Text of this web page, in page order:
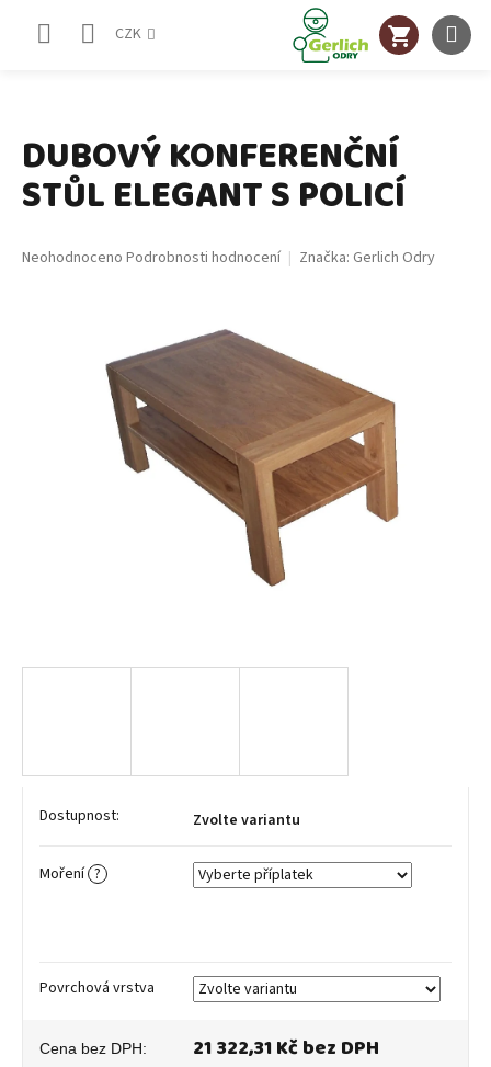
CZK
NÁKUPNÍ
KOŠÍK
DUBOVÝ KONFERENČNÍ
STŮL ELEGANT S POLICÍ
Průměrné
Neohodnoceno Podrobnosti hodnocení Značka: Gerlich Odry
21 322,31 Kčbez DPH
Zvolte variantu
Povrchová vrstva
Moření ?